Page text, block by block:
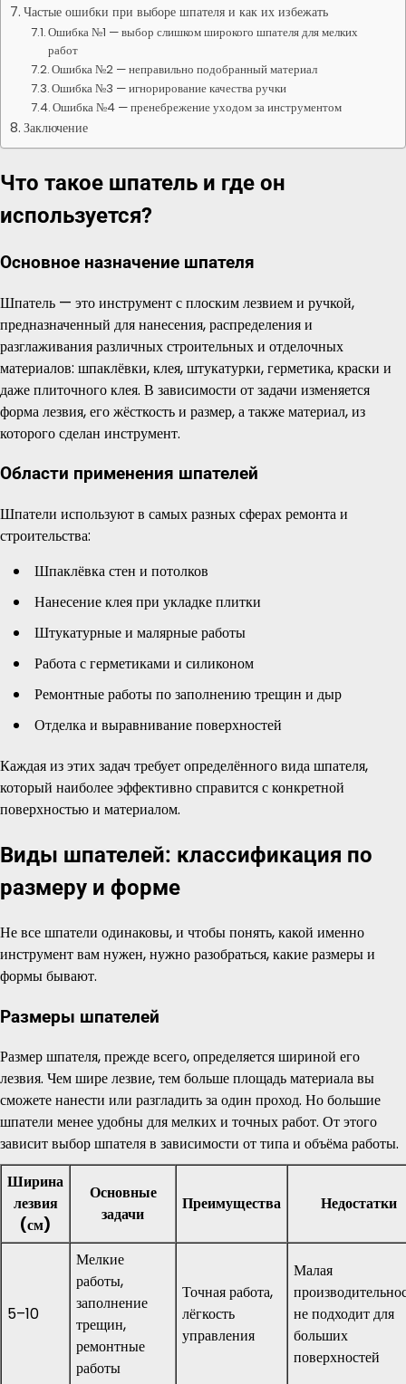
Частые ошибки при выборе шпателя и как их избежать
Ошибка №1 — выбор слишком широкого шпателя для мелких
работ
Ошибка №2 — неправильно подобранный материал
Ошибка №3 — игнорирование качества ручки
Ошибка №4 — пренебрежение уходом за инструментом
Заключение
Что такое шпатель и где он
используется?
Основное назначение шпателя
Шпатель — это инструмент с плоским лезвием и ручкой,
предназначенный для нанесения, распределения и
разглаживания различных строительных и отделочных
материалов: шпаклёвки, клея, штукатурки, герметика, краски и
даже плиточного клея. В зависимости от задачи изменяется
форма лезвия, его жёсткость и размер, а также материал, из
которого сделан инструмент.
Области применения шпателей
Шпатели используют в самых разных сферах ремонта и
строительства:
Шпаклёвка стен и потолков
Нанесение клея при укладке плитки
Штукатурные и малярные работы
Работа с герметиками и силиконом
Ремонтные работы по заполнению трещин и дыр
Отделка и выравнивание поверхностей
Каждая из этих задач требует определённого вида шпателя,
который наиболее эффективно справится с конкретной
поверхностью и материалом.
Виды шпателей: классификация по
размеру и форме
Не все шпатели одинаковы, и чтобы понять, какой именно
инструмент вам нужен, нужно разобраться, какие размеры и
формы бывают.
Размеры шпателей
Размер шпателя, прежде всего, определяется шириной его
лезвия. Чем шире лезвие, тем больше площадь материала вы
сможете нанести или разгладить за один проход. Но большие
шпатели менее удобны для мелких и точных работ. От этого
зависит выбор шпателя в зависимости от типа и объёма работы.
Ширина
лезвия
(см)
Основные
задачи
Преимущества Недостатки
5–10
Мелкие
работы,
заполнение
трещин,
ремонтные
работы
Точная работа,
лёгкость
управления
Малая
не подходит для
больших
поверхностей